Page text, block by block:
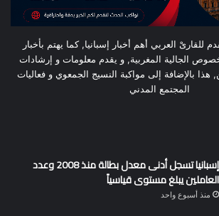
للقارىْ العربي أهم أخبار إسبانيا, كما يهتم بأخبار
الجالية المغربية, و يقدم معلومات و إرشادات
هذا بالإضافة إلى مواكبة النسيج الجمعوي و فعاليات
المجتمع المدني
إسبانيا تسجل أدنى معدل بطالة منذ 2008 وعدد
العاملين يبلغ مستوى قياسياً
منذ أسبوع واحد